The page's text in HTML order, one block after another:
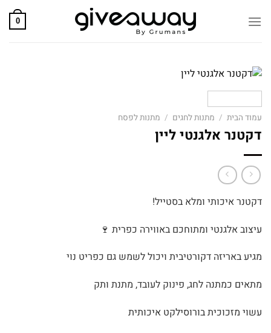
0
עמוד הבית / מתנות לחגים / מתנות לפסח
דקטנר אלגנטי ליין
דקטנר איכותי ומלא בסטייל!
עיצוב אלגנטי ומתוחכם באווירה כפרית 🍷
מגיע באריזה דקורטיבית ויכול לשמש גם כפריט נוי
מתאים כמתנה לחג, פינוק לעובד, מתנת ותק
עשוי מזכוכית בורוסילקט איכותית